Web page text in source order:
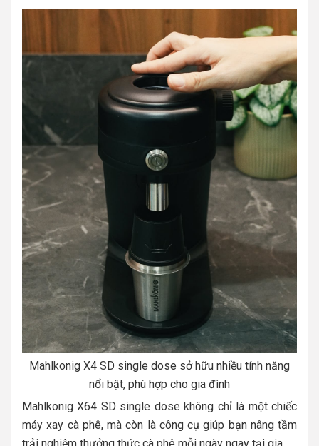
Mahlkonig X4 SD single dose sở hữu nhiều tính năng
nổi bật, phù hợp cho gia đình
Mahlkonig X64 SD single dose không chỉ là một chiếc
máy xay cà phê, mà còn là công cụ giúp bạn nâng tầm